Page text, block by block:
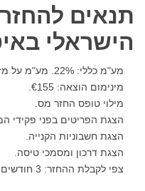
תנאים
הישראלי
מע"מ כללי: 22%. מע"מ על מזון: 10%. מע"מ על עדשות מגע: 4%.
מינימום הוצאה: €155.
מילוי טופס החזר מס.
הצגת הפריטים בפני פקידי
הצגת חשבוניות הקנייה.
הצגת דרכון ומסמכי טיסה.
צפי לקבלת ההחזר: 3 חודשים לאחר חודש הקנייה.